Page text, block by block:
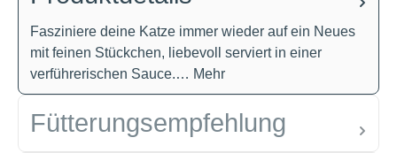
Fasziniere deine Katze immer wieder auf ein Neues
mit feinen Stückchen, liebevoll serviert in einer
verführerischen Sauce.… Mehr
Fütterungsempfehlung